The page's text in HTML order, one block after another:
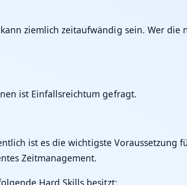
ziemlich zeitaufwändig sein. Wer
ist Einfallsreichtum gefragt.
ist es die wichtigste Voraussetzung
Zeitmanagement.
Hard Skills besitzt: